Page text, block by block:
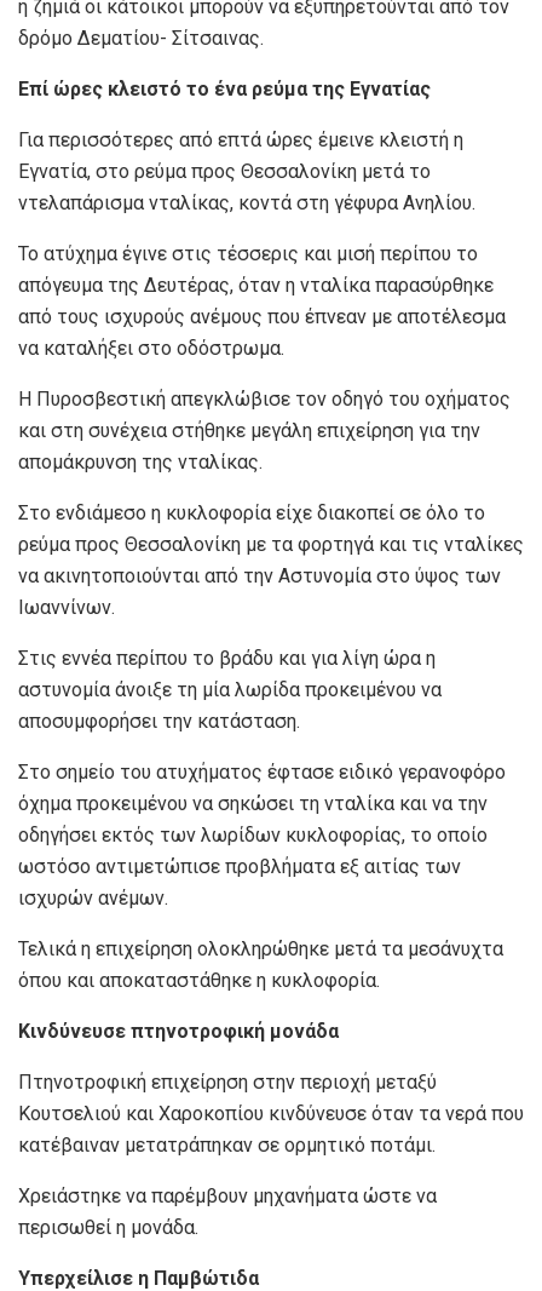
η ζημιά οι κάτοικοι μπορούν να εξυπηρετούνται από τον
δρόμο Δεματίου- Σίτσαινας.
Επί ώρες κλειστό το ένα ρεύμα της Εγνατίας
Για περισσότερες από επτά ώρες έμεινε κλειστή η
Εγνατία, στο ρεύμα προς Θεσσαλονίκη μετά το
ντελαπάρισμα νταλίκας, κοντά στη γέφυρα Ανηλίου.
Το ατύχημα έγινε στις τέσσερις και μισή περίπου το
απόγευμα της Δευτέρας, όταν η νταλίκα παρασύρθηκε
από τους ισχυρούς ανέμους που έπνεαν με αποτέλεσμα
να καταλήξει στο οδόστρωμα.
Η Πυροσβεστική απεγκλώβισε τον οδηγό του οχήματος
και στη συνέχεια στήθηκε μεγάλη επιχείρηση για την
απομάκρυνση της νταλίκας.
Στο ενδιάμεσο η κυκλοφορία είχε διακοπεί σε όλο το
ρεύμα προς Θεσσαλονίκη με τα φορτηγά και τις νταλίκες
να ακινητοποιούνται από την Αστυνομία στο ύψος των
Ιωαννίνων.
Στις εννέα περίπου το βράδυ και για λίγη ώρα η
αστυνομία άνοιξε τη μία λωρίδα προκειμένου να
αποσυμφορήσει την κατάσταση.
Στο σημείο του ατυχήματος έφτασε ειδικό γερανοφόρο
όχημα προκειμένου να σηκώσει τη νταλίκα και να την
οδηγήσει εκτός των λωρίδων κυκλοφορίας, το οποίο
ωστόσο αντιμετώπισε προβλήματα εξ αιτίας των
ισχυρών ανέμων.
Τελικά η επιχείρηση ολοκληρώθηκε μετά τα μεσάνυχτα
όπου και αποκαταστάθηκε η κυκλοφορία.
Κινδύνευσε πτηνοτροφική μονάδα
Πτηνοτροφική επιχείρηση στην περιοχή μεταξύ
Κουτσελιού και Χαροκοπίου κινδύνευσε όταν τα νερά που
κατέβαιναν μετατράπηκαν σε ορμητικό ποτάμι.
Χρειάστηκε να παρέμβουν μηχανήματα ώστε να
περισωθεί η μονάδα.
Υπερχείλισε η Παμβώτιδα